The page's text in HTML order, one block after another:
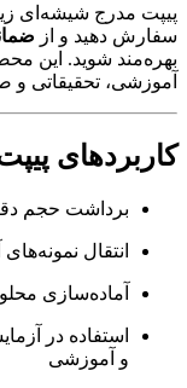
پیپت مدرج شیشه‌ای
سفارش دهید و از
بهره‌مند شوید. این
آموزشی، تحقیقاتی
کاربردهای
برداشت حجم
انتقال
آماده‌سازی
استفاده در
و آموزشی